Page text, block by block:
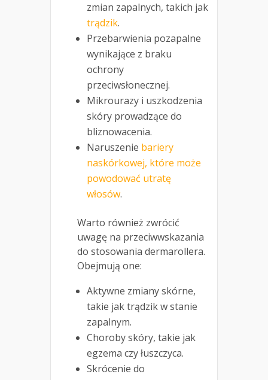
zmian zapalnych, takich jak
trądzik.
Przebarwienia pozapalne
wynikające z braku
ochrony
przeciwsłonecznej.
Mikrourazy i uszkodzenia
skóry prowadzące do
bliznowacenia.
Naruszenie bariery
naskórkowej, które może
powodować utratę
włosów.
Warto również zwrócić
uwagę na przeciwwskazania
do stosowania dermarollera.
Obejmują one:
Aktywne zmiany skórne,
takie jak trądzik w stanie
zapalnym.
Choroby skóry, takie jak
egzema czy łuszczyca.
Skrócenie do